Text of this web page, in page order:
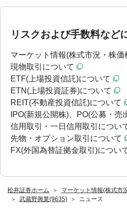
松井証券ホーム
マーケット情報(株式市
武蔵野興業(9635)
ニュース
リスクおよび手数料など
マーケット情報(株式市況・株価
現物取引について
ETF(上場投資信託)について
ETN(上場投資証券)について
REIT(不動産投資信託)について
IPO(新規公開株)、PO(公募・売
信用取引・一日信用取引につい
先物・オプション取引について
FX(外国為替証拠金取引)につい